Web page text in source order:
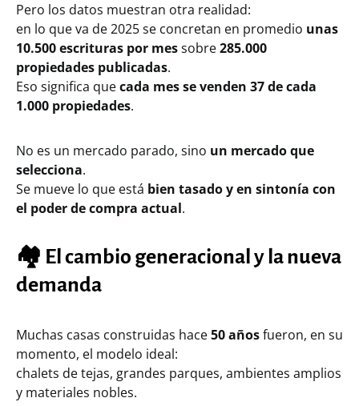
Pero los datos muestran otra realidad:
en lo que va de 2025 se concretan en promedio unas
10.500 escrituras por messobre285.000
propiedades publicadas.
Eso significa quecada mes se venden 37 de cada
1.000 propiedades.
No es un mercado parado, sino un mercado que
selecciona.
Se mueve lo que está bien tasado y en sintonía con
el poder de compra actual.
🏘️ El cambio generacional y la nueva
demanda
Muchas casas construidas hace50 añosfueron, en su
momento, el modelo ideal:
chalets de tejas, grandes parques, ambientes amplios
y materiales nobles.